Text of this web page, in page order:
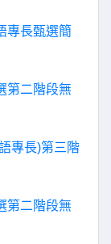
專長甄選簡
第二階段無
專長)第三階
第二階段無